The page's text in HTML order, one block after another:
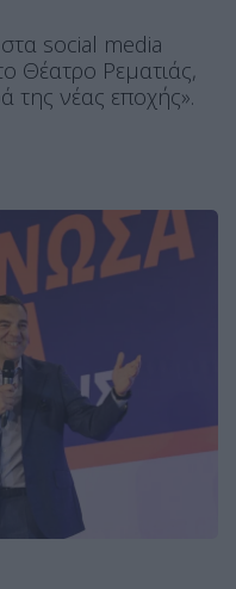
social media
Θέατρο Ρεματιάς,
της νέας εποχής».